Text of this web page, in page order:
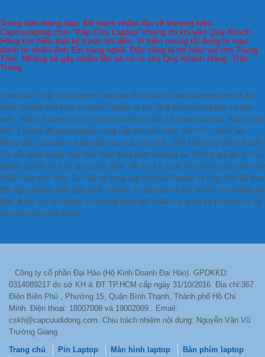
Trung tâm thông báo: Để tránh nhằm lẫn về thương hiệu
Capcuulaptop.com "Cấp Cứu Laptop" chúng tôi khuyên Quý Khách
Hàng tìm hiểu thật kỹ trước khi đến. Vì hiện chúng tôi đang bị mạo
danh từ nhiều Anh Em cùng nghề. Đây cũng là tín hiệu vui cho Trung
Tâm. Những sẽ gây nhằm lẫn và rủi ro cho Quý Khách Hàng. Trân
Trọng
Trung tâm "Cấp Cứu Laptop" website chính thức Capcuulaptop.com là địa
điểm chuyên linh kiện vi mạch Laptop uy tín, Quý khách hàng gần xa yêu
mến. thiết kế mạng nội bộ và nhận kiểm tra kết nỗi mạng internet, mạng Lan,
Wifi. Chuyên #Capcuulaptop cung cấp linh kiện máy tính PC - Xách tay.
Nâng cấp, mua bán và trao đổi các loại máy tính , linh kiện máy tính cũ mới.
Tư vấn phần cứng máy tính hoạt động bình thường lại. Hỗ trợ giá đại lý cho
doanh nghiệp vừa và nhỏ cùng nghề. Hỗ trợ kỹ thuật cho những hội nhóm kỹ
thuật viên máy tính. Tư vấn và cung cấp linh kiện laptop và máy tính để bàn.
Đội ngũ chuyên viên giàu kinh nghiệm và tận tâm hỗ trợ nhanh cho khách xa
đến, được sự tín nhiệm và chứng nhận bởi nhiều cơ quan và tổ chức có uy
tín trong và ngoài nước.
Công ty cổ phần Đại Hào (Hộ Kinh Doanh Đại Hào). GPDKKD:
0314089217 do sở KH & ĐT TP.HCM cấp ngày 31/10/2016. Địa chỉ:367
Điện Biên Phủ , Phường 15, Quận Bình Thạnh, Thành phố Hồ Chí
Minh. Điện thoại: 18007008 và 19002009 . Email:
cskh@capcuudidong.com. Chịu trách nhiệm nội dung: Nguyễn Văn Vũ
Trường Giang.
Trang chủ
Pin Laptop Màn hình laptop Bàn phím laptop